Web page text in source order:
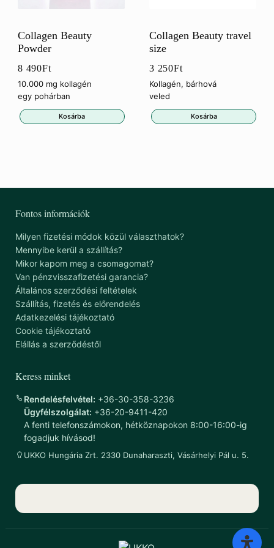
Collagen Beauty
Powder
8 490Ft
10.000 mg kollagén
egy pohárban
Kosárba
Collagen Beauty travel
size
3 250Ft
Kollagén, bárhová
veled
Kosárba
Fontos információk
Milyen fizetési módok közül választhatok?
Mennyibe kerül a szállítás?
Mikor kapom meg a csomagomat?
Van pénzvisszafizetési garancia?
Általános szerződési feltételek
Szállítás, fizetés és előrendelés
Adatkezelési tájékoztató
Cookie tájékoztató
Elállás a szerződéstől
Keress minket
Rendelésfelvétel: +36-30-358-3236
Ügyfélszolgálat: +36-20-9411-420
A fenti telefonszámokon, hétköznapokon 8:00-16:00-ig
fogadjuk hívásod!
UKKO Hungária Zrt. 2330 Dunaharaszti, Vásárhelyi Pál u. 5.